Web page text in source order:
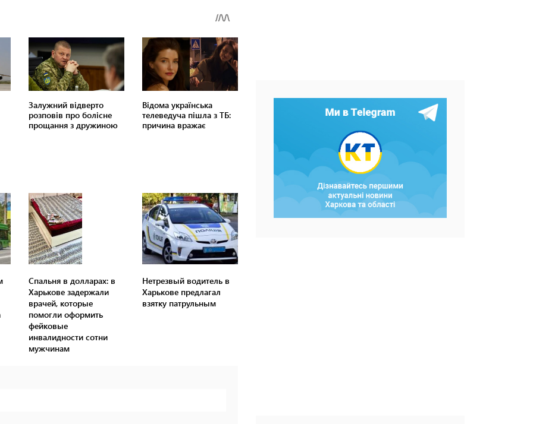
Спальня в долларах: в
Харькове задержали
врачей, которые
помогли оформить
фейковые
инвалидности сотни
мужчинам
Нетрезвый водитель в
Харькове предлагал
взятку патрульным